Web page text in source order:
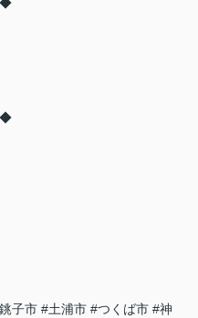
子市 #土浦市 #つくば市 #神